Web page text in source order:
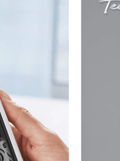
B D601
Special Edition
– это
полостью. Она
Вас в процессе
позаботится